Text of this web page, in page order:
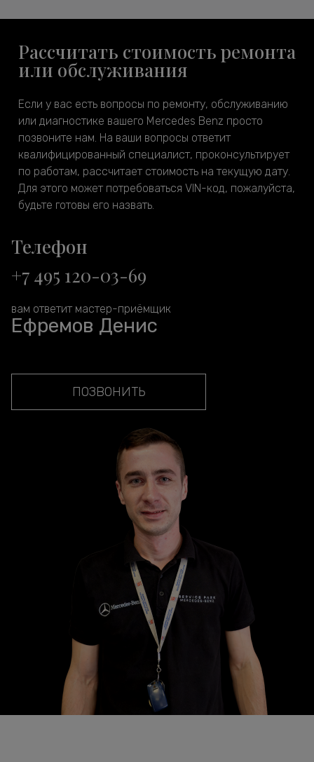
Рассчитать стоимость ремонта
или обслуживания
Если у вас есть вопросы по ремонту, обслуживанию
или диагностике вашего Mercedes Benz просто
позвоните нам. На ваши вопросы ответит
квалифицированный специалист, проконсультирует
по работам, рассчитает стоимость на текущую дату.
Для этого может потребоваться VIN-код, пожалуйста,
будьте готовы его назвать.
Телефон
+7 495 120-03-69
вам ответит мастер-приёмщик
Ефремов Денис
ПОЗВОНИТЬ